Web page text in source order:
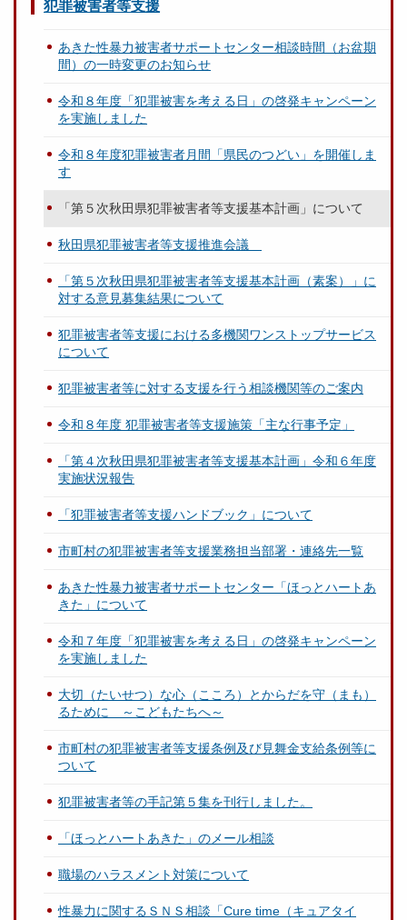
犯罪被害者等支援
あきた性暴力被害者サポートセンター相談時間（お盆期
間）の一時変更のお知らせ
令和８年度「犯罪被害を考える日」の啓発キャンペーン
を実施しました
令和８年度犯罪被害者月間「県民のつどい」を開催しま
す
「第５次秋田県犯罪被害者等支援基本計画」について
秋田県犯罪被害者等支援推進会議
「第５次秋田県犯罪被害者等支援基本計画（素案）」に
対する意見募集結果について
犯罪被害者等支援における多機関ワンストップサービス
について
犯罪被害者等に対する支援を行う相談機関等のご案内
令和８年度 犯罪被害者等支援施策「主な行事予定」
「第４次秋田県犯罪被害者等支援基本計画」令和６年度
実施状況報告
「犯罪被害者等支援ハンドブック」について
市町村の犯罪被害者等支援業務担当部署・連絡先一覧
あきた性暴力被害者サポートセンター「ほっとハートあ
きた」について
令和７年度「犯罪被害を考える日」の啓発キャンペーン
を実施しました
大切（たいせつ）な心（こころ）とからだを守（まも）
るために ～こどもたちへ～
市町村の犯罪被害者等支援条例及び見舞金支給条例等に
ついて
犯罪被害者等の手記第５集を刊行しました。
「ほっとハートあきた」のメール相談
職場のハラスメント対策について
性暴力に関するＳＮＳ相談「Cure time（キュアタイ